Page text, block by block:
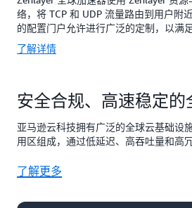
络，将 TCP 和 UDP 流量路由到用户附
的配置门户允许进行广泛的定制，以满
了解详情
安全合规、高速稳定的
亚马逊云科技拥有广泛的全球云基础设
用区组成，通过低延迟、高吞吐量和高
了解更多